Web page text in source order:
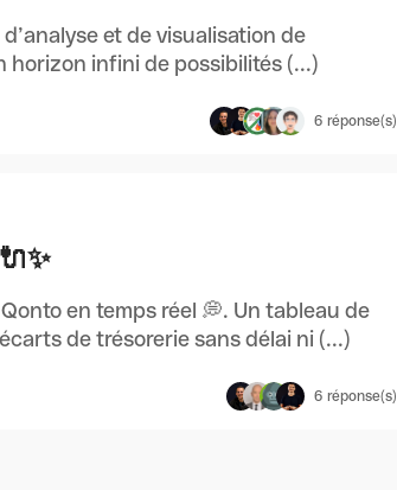
et de visualisation de
horizon infini de possibilités (...)
6 réponse(s)
en temps réel 💭. Un tableau de
de trésorerie sans délai ni (...)
6 réponse(s)